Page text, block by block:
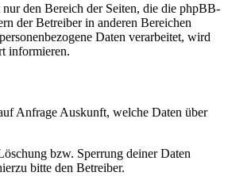
den Bereich der Seiten, die die phpBB-
der Betreiber in anderen Bereichen
Daten verarbeitet, wird
informieren.
Anfrage Auskunft, welche Daten über
bzw. Sperrung deiner Daten
bitte den Betreiber.